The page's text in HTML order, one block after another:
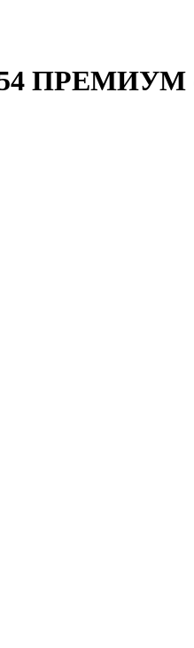
ПРЕМИУМ